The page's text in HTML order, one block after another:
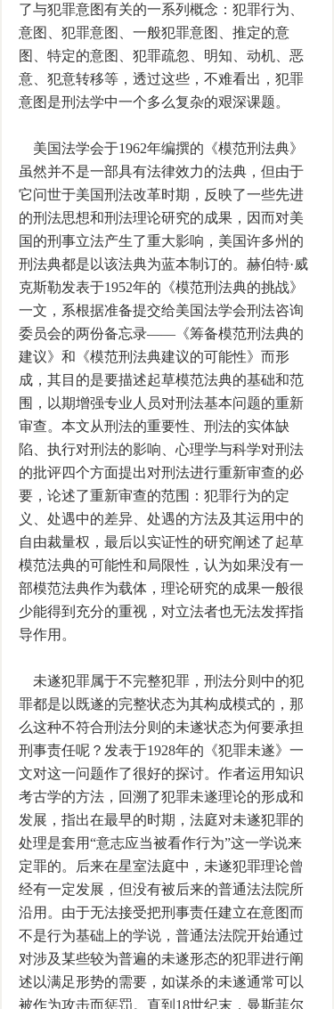
了与犯罪意图有关的一系列概念：犯罪行为、
意图、犯罪意图、一般犯罪意图、推定的意
图、特定的意图、犯罪疏忽、明知、动机、恶
意、犯意转移等，透过这些，不难看出，犯罪
意图是刑法学中一个多么复杂的艰深课题。
美国法学会于1962年编撰的《模范刑法典》
虽然并不是一部具有法律效力的法典，但由于
它问世于美国刑法改革时期，反映了一些先进
的刑法思想和刑法理论研究的成果，因而对美
国的刑事立法产生了重大影响，美国许多州的
刑法典都是以该法典为蓝本制订的。赫伯特·威
克斯勒发表于1952年的《模范刑法典的挑战》
一文，系根据准备提交给美国法学会刑法咨询
委员会的两份备忘录——《筹备模范刑法典的
建议》和《模范刑法典建议的可能性》而形
成，其目的是要描述起草模范法典的基础和范
围，以期增强专业人员对刑法基本问题的重新
审查。本文从刑法的重要性、刑法的实体缺
陷、执行对刑法的影响、心理学与科学对刑法
的批评四个方面提出对刑法进行重新审查的必
要，论述了重新审查的范围：犯罪行为的定
义、处遇中的差异、处遇的方法及其运用中的
自由裁量权，最后以实证性的研究阐述了起草
模范法典的可能性和局限性，认为如果没有一
部模范法典作为载体，理论研究的成果一般很
少能得到充分的重视，对立法者也无法发挥指
导作用。
未遂犯罪属于不完整犯罪，刑法分则中的犯
罪都是以既遂的完整状态为其构成模式的，那
么这种不符合刑法分则的未遂状态为何要承担
刑事责任呢？发表于1928年的《犯罪未遂》一
文对这一问题作了很好的探讨。作者运用知识
考古学的方法，回溯了犯罪未遂理论的形成和
发展，指出在最早的时期，法庭对未遂犯罪的
处理是套用“意志应当被看作行为”这一学说来
定罪的。后来在星室法庭中，未遂犯罪理论曾
经有一定发展，但没有被后来的普通法法院所
沿用。由于无法接受把刑事责任建立在意图而
不是行为基础上的学说，普通法法院开始通过
对涉及某些较为普遍的未遂形态的犯罪进行阐
述以满足形势的需要，如谋杀的未遂通常可以
被作为攻击而惩罚。直到18世纪末，曼斯菲尔